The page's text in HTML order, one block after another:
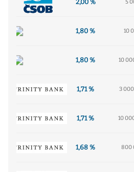
2,00 % 5
1,80 % 10
1,80 % 10
1,71 % 3
1,71 % 10
1,68 % 800